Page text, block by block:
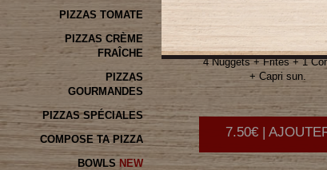
PIZZAS TOMATE
PIZZAS CRÈME
FRAÎCHE
PIZZAS
GOURMANDES
PIZZAS SPÉCIALES
COMPOSE TA PIZZA
BOWLS
4 Nuggets + Frites + 1
+ Capri sun.
7.50€ |